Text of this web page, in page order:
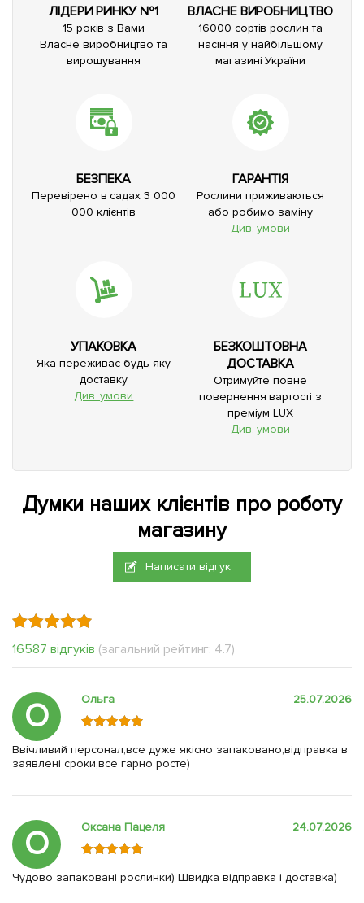
ЛІДЕРИ РИНКУ №1
15 років з Вами
Власне виробництво та
вирощування
ВЛАСНЕ ВИРОБНИЦТВО
16000 сортів рослин та
насіння у найбільшому
магазині України
БЕЗПЕКА
Перевірено в садах 3 000
000 клієнтів
ГАРАНТІЯ
Рослини приживаються
або робимо заміну
Див. умови
УПАКОВКА
Яка переживає будь-яку
доставку
Див. умови
БЕЗКОШТОВНА
ДОСТАВКА
Отримуйте повне
повернення вартості з
преміум LUX
Див. умови
Думки наших клієнтів про роботу
магазину
Написати відгук
16587 відгуків (загальний рейтинг: 4.7)
О Ольга 25.07.2026
Ввічливий персонал,все дуже якісно запаковано,відправка в
заявлені сроки,все гарно росте)
О Оксана Пацеля 24.07.2026
Чудово запаковані рослинки) Швидка відправка і доставка)